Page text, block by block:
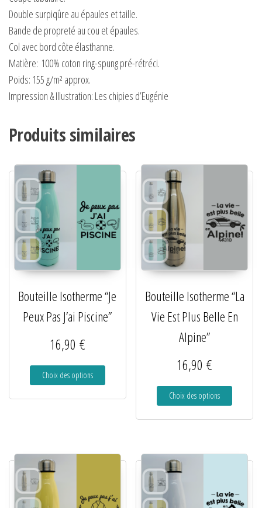
Double surpiqûre au épaules et taille.
Bande de propreté au cou et épaules.
Col avec bord côte élasthanne.
Matière: 100% coton ring-spung pré-rétréci.
Poids: 155 g/m² approx.
Impression & Illustration: Les chipies d’Eugénie
Produits similaires
Bouteille Isotherme “Je
Peux Pas J’ai Piscine”
16,90 €
Choix des options
Bouteille Isotherme “La
Vie Est Plus Belle En
Alpine”
16,90€
Choix des options